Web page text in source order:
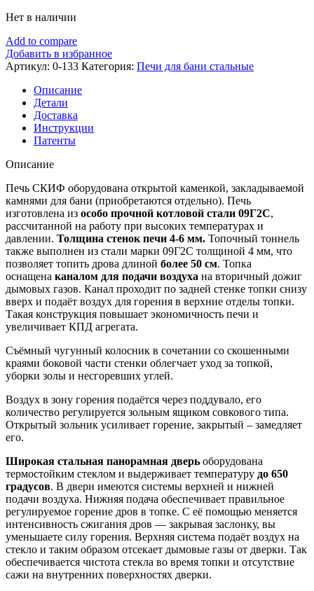
Нет в наличии
Add to compare
Добавить в избранное
Артикул: 0-133 Категория: Печи для бани стальные
Описание
Детали
Доставка
Инструкции
Патенты
Описание
Печь СКИФ оборудована открытой каменкой, закладываемой
камнями для бани (приобретаются отдельно). Печь
изготовлена из особо прочной котловой стали 09Г2С,
рассчитанной на работу при высоких температурах и
давлении. Толщина стенок печи 4-6 мм. Топочный тоннель
также выполнен из стали марки 09Г2С толщиной 4 мм, что
позволяет топить дрова длиной более 50 см. Топка
оснащена каналом для подачи воздуха на вторичный дожиг
дымовых газов. Канал проходит по задней стенке топки снизу
вверх и подаёт воздух для горения в верхние отделы топки.
Такая конструкция повышает экономичность печи и
увеличивает КПД агрегата.
Съёмный чугунный колосник в сочетании со скошенными
краями боковой части стенки облегчает уход за топкой,
уборки золы и несгоревших углей.
Воздух в зону горения подаётся через поддувало, его
количество регулируется зольным ящиком совкового типа.
Открытый зольник усиливает горение, закрытый – замедляет
его.
Широкая стальная панорамная дверь оборудована
термостойким стеклом и выдерживает температуру до 650
градусов. В двери имеются системы верхней и нижней
подачи воздуха. Нижняя подача обеспечивает правильное
регулируемое горение дров в топке. С её помощью меняется
интенсивность сжигания дров — закрывая заслонку, вы
уменьшаете силу горения. Верхняя система подаёт воздух на
стекло и таким образом отсекает дымовые газы от дверки. Так
обеспечивается чистота стекла во время топки и отсутствие
сажи на внутренних поверхностях дверки.